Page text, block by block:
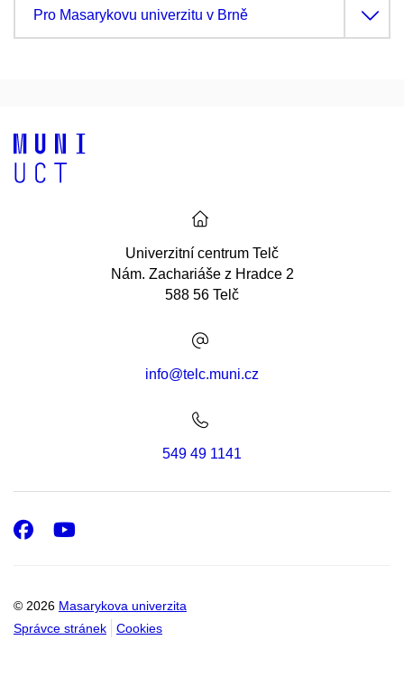
Pro Masarykovu univerzitu v Brně
Univerzitní centrum Telč
Nám. Zachariáše z Hradce 2
588 56 Telč
info@telc.muni.cz
549 49 1141
© 2026 Masarykova univerzita
Správce stránek
Cookies
Facebook